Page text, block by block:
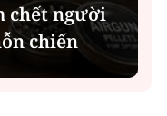
chết người
chiến